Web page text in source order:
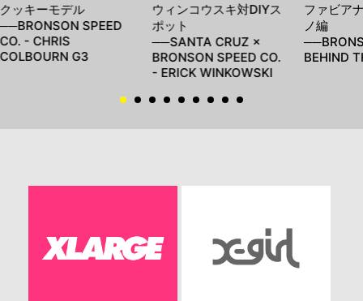
クッキーモデル
──BRONSON SPEED
CO. - CHRIS
COLBOURN G3
ウィンコウスキ対DIYス
ポット
──SANTA CRUZ ×
BRONSON SPEED CO.
- ERICK WINKOWSKI
ファビア
ノ編
BEHIND